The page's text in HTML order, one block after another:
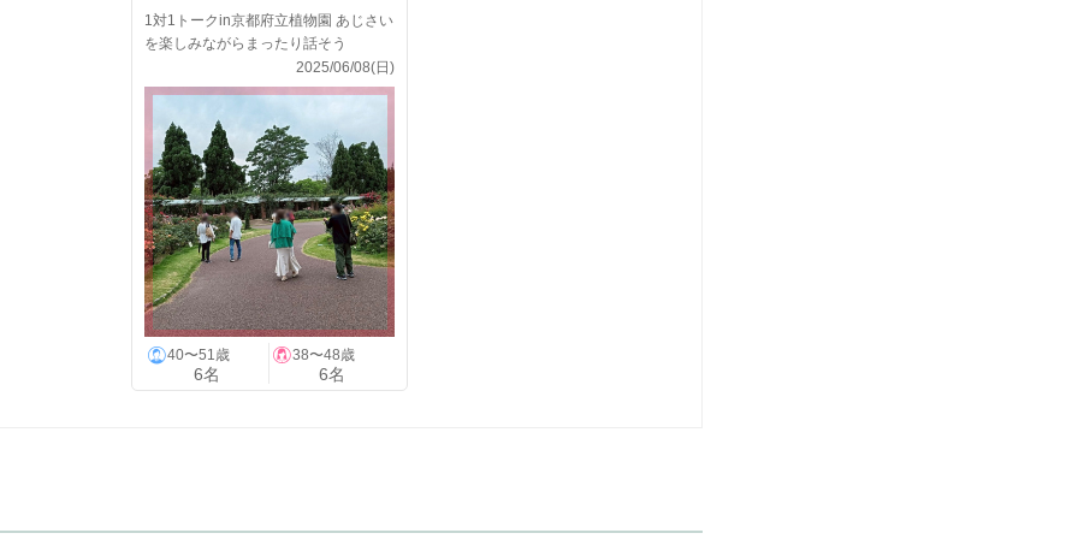
1対1トークin京都府立植物園 あじさい
を楽しみながらまったり話そう
2025/06/08(日)
40〜51歳
6名
38〜48歳
6名